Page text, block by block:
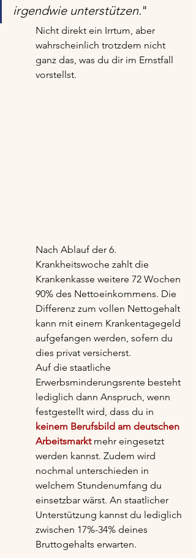
irgendwie unterstützen."
Nicht direkt ein Irrtum, aber
wahrscheinlich trotzdem nicht
ganz das, was du dir im Ernstfall
vorstellst.
Nach Ablauf der 6.
Krankheitswoche zahlt die
Krankenkasse weitere 72 Wochen
90% des Nettoeinkommens. Die
Differenz zum vollen Nettogehalt
kann mit einem Krankentagegeld
aufgefangen werden, sofern du
dies privat versicherst.
Auf die staatliche
Erwerbsminderungsrente besteht
lediglich dann Anspruch, wenn
festgestellt wird, dass du in
keinem Berufsbild am deutschen
Arbeitsmarkt mehr eingesetzt
werden kannst. Zudem wird
nochmal unterschieden in
welchem Stundenumfang du
einsetzbar wärst. An staatlicher
Unterstützung kannst du lediglich
zwischen 17%-34% deines
Bruttogehalts erwarten.